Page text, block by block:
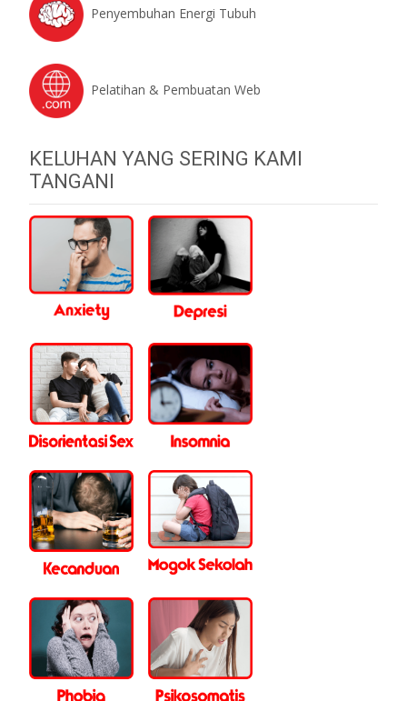
Penyembuhan Energi Tubuh
Pelatihan & Pembuatan Web
KELUHAN YANG SERING KAMI
TANGANI